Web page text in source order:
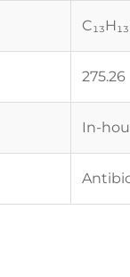
275.26
In-